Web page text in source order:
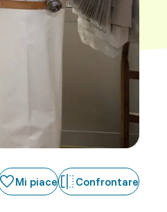
Mi piace Confrontare